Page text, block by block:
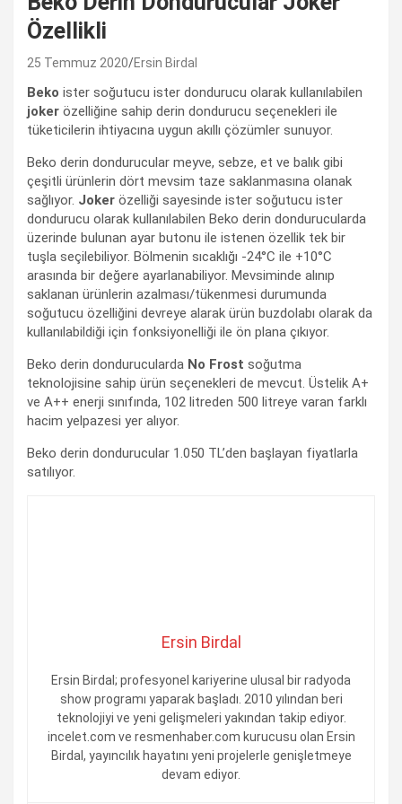
Özellikli
25 Temmuz 2020 Ersin Birdal
Beko ister soğutucu ister dondurucu olarak kullanılabilen
joker özelliğine sahip derin dondurucu seçenekleri ile
tüketicilerin ihtiyacına uygun akıllı çözümler sunuyor.
Beko derin dondurucular meyve, sebze, et ve balık gibi
çeşitli ürünlerin dört mevsim taze saklanmasına olanak
sağlıyor. Joker özelliği sayesinde ister soğutucu ister
dondurucu olarak kullanılabilen Beko derin dondurucularda
üzerinde bulunan ayar butonu ile istenen özellik tek bir
tuşla seçilebiliyor. Bölmenin sıcaklığı -24°C ile +10°C
arasında bir değere ayarlanabiliyor. Mevsiminde alınıp
saklanan ürünlerin azalması/tükenmesi durumunda
soğutucu özelliğini devreye alarak ürün buzdolabı olarak da
kullanılabildiği için fonksiyonelliği ile ön plana çıkıyor.
Beko derin dondurucularda No Frost soğutma
teknolojisine sahip ürün seçenekleri de mevcut. Üstelik A+
ve A++ enerji sınıfında, 102 litreden 500 litreye varan farklı
hacim yelpazesi yer alıyor.
Beko derin dondurucular 1.050 TL’den başlayan fiyatlarla
satılıyor.
Ersin Birdal
Ersin Birdal; profesyonel kariyerine ulusal bir radyoda
show programı yaparak başladı. 2010 yılından beri
teknolojiyi ve yeni gelişmeleri yakından takip ediyor.
incelet.com ve resmenhaber.com kurucusu olan Ersin
Birdal, yayıncılık hayatını yeni projelerle genişletmeye
devam ediyor.